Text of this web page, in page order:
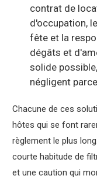
contrat de
d'occupation,
fête et la
dégâts et
solide
négligent
Chacune de ces
hôtes qui se font
règlement le plus
courte habitude de
et une caution qui